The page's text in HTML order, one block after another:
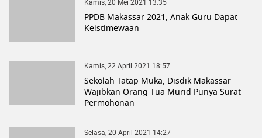
Kamis, 20 Mei 2021 13:35
PPDB Makassar 2021, Anak Guru Dapat
Keistimewaan
Kamis, 22 April 2021 18:57
Sekolah Tatap Muka, Disdik Makassar
Wajibkan Orang Tua Murid Punya Surat
Permohonan
Selasa, 20 April 2021 14:27